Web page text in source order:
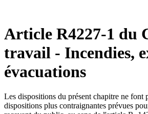
Article R4227-1 du
travail - Incendies,
évacuations
Les dispositions du présent chapitre ne font
dispositions plus contraignantes prévues